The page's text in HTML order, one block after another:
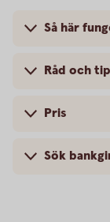
Så här
Råd och
Pris
Sök